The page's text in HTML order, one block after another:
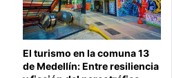
El turismo en la comuna 13
de Medellín: Entre resiliencia